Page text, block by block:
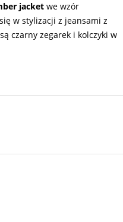
jacket we wzór
w stylizacji z jeansami z
czarny zegarek i kolczyki w